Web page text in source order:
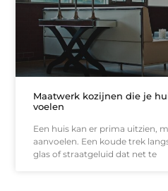
Maatwerk kozijnen die je
voelen
Een huis kan er prima uitzien,
aanvoelen. Een koude trek
glas of straatgeluid dat net te